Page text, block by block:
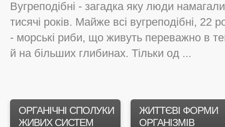
Вугреподібні - загадка яку люди
тисячі років. Майже всі вугреподібні,
- морські риби, що живуть переважно в
й на більших глибинах. Тільки од ...
ОРГАНІЧНІ СПОЛУКИ
ЖИВИХ СИСТЕМ
ЖИТТЄВІ ФОРМИ
ОРГАНІЗМІВ